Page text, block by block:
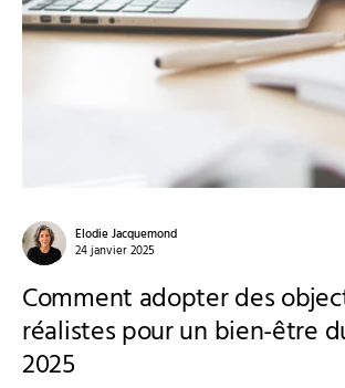
Elodie Jacquemond
24 janvier 2025
Comment adopter des
réalistes pour un bien-être
2025